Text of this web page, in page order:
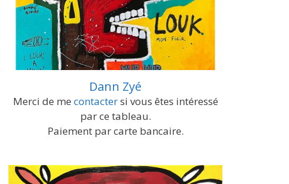
Dann Zyé
Merci de me contactersi vous êtes intéressé
par ce tableau.
Paiement par carte bancaire.